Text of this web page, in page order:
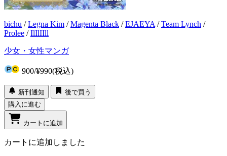
bichu /Legna Kim /Magenta Black /EJAEYA /Team Lynch /
Prolee /IlIlIIll
少女・女性マンガ
900/¥990(税込)
新刊通知
後で買う
購入に進む
カートに追加
カートに追加しました